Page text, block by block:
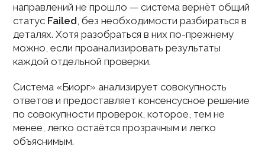
направлений не прошло — система вернёт общий
статус Failed, без необходимости разбираться в
деталях. Хотя разобраться в них по-прежнему
можно, если проанализировать результаты
каждой отдельной проверки.
Система «Биорг» анализирует совокупность
ответов и предоставляет консенсусное решение
по совокупности проверок, которое, тем не
менее, легко остаётся прозрачным и легко
объяснимым.